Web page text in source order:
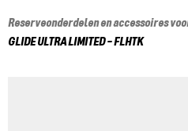
Reserveonderdelen en accessoires
GLIDE ULTRA LIMITED - FLHTK